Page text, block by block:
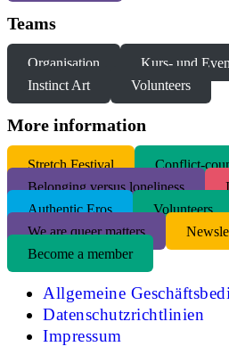
Teams
Organisation
Kurs- und
Instinct Art
Volunteers
More information
Stretch Festival
Conflict-
Belonging versus loneliness
Authentic Eros
Volunteers
We are queer matters
Become a member
Allgemeine
Datenschutzrichtlinien
Impressum